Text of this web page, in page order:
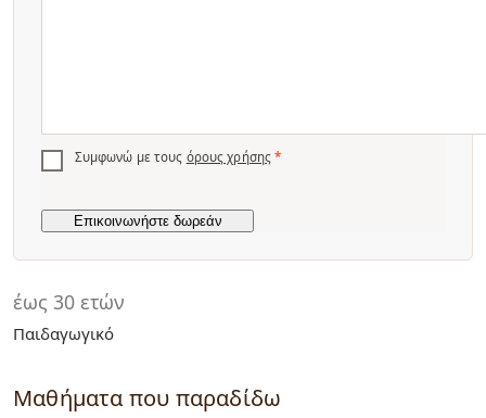
έως 30 ετών
Παιδαγωγικό
Μαθήματα που παραδίδω
Συμφωνώ με τους όρους χρήσης *